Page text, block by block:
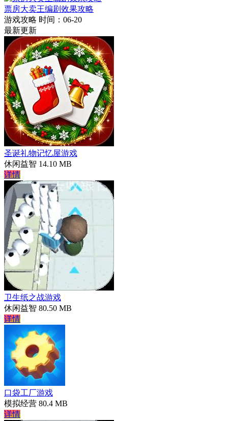
票房大卖王编剧效果攻略
游戏攻略 时间：06-20
最新更新
圣诞礼物记忆屋游戏
休闲益智 14.10 MB
详情
卫生纸之战游戏
休闲益智 80.50 MB
详情
口袋工厂游戏
模拟经营 80.4 MB
详情